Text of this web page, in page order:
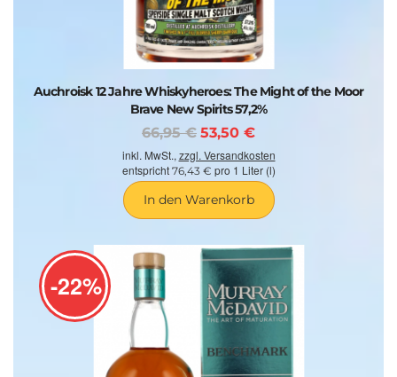
Auchroisk 12 Jahre Whiskyheroes: The Might of the Moor
Brave New Spirits 57,2%
66,95 € 53,50 €
inkl. MwSt., zzgl. Versandkosten
entspricht 76,43 € pro 1 Liter (l)
In den Warenkorb
-22%